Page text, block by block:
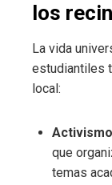
los
La vida
estudiantiles
local:
que
temas